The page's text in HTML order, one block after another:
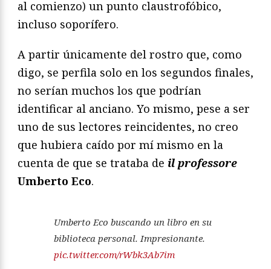
al comienzo) un punto claustrofóbico,
incluso soporífero.
A partir únicamente del rostro que, como
digo, se perfila solo en los segundos finales,
no serían muchos los que podrían
identificar al anciano. Yo mismo, pese a ser
uno de sus lectores reincidentes, no creo
que hubiera caído por mí mismo en la
cuenta de que se trataba de il professore
Umberto Eco.
Umberto Eco buscando un libro en su
biblioteca personal. Impresionante.
pic.twitter.com/rWbk3Ab7im